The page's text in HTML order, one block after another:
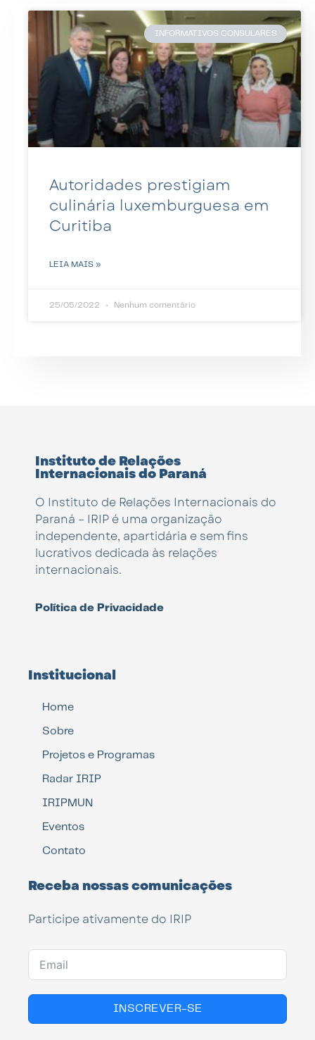
INFORMATIVOS CONSULARES
Autoridades prestigiam
culinária luxemburguesa em
Curitiba
LEIA MAIS »
25/05/2022 Nenhum comentário
Instituto de Relações
Internacionais do Paraná
O Instituto de Relações Internacionais do
Paraná – IRIP é uma organização
independente, apartidária e sem fins
lucrativos dedicada às relações
internacionais.
Política de Privacidade
Institucional
Home
Sobre
Projetos e Programas
Radar IRIP
IRIPMUN
Eventos
Contato
Receba nossas comunicações
Participe ativamente do IRIP
INSCREVER-SE